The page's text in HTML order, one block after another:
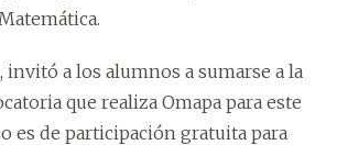
invitó a los alumnos a sumarse a la
que realiza Omapa para este
es de participación gratuita para